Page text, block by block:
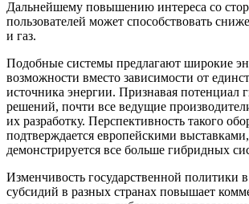
Дальнейшему повышению интереса со
пользователей может способствовать
и газ.
Подобные системы предлагают широкие
возможности вместо зависимости от
источника энергии. Признавая потенциал
решений, почти все ведущие
их разработку. Перспективность такого
подтверждается европейскими
демонстрируется все больше гибридных
Изменчивость государственной политики
субсидий в разных странах повышает